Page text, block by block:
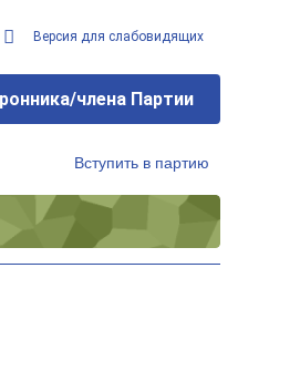
Версия для слабовидящих
члена Партии
Вступить в партию